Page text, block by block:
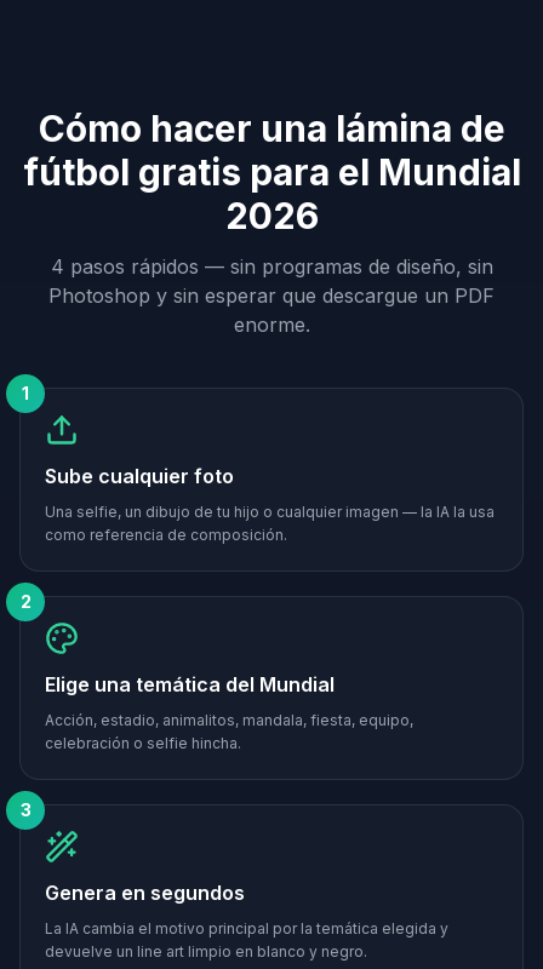
Cómo hacer una lámina de
fútbol gratis para el Mundial
2026
4 pasos rápidos — sin programas de diseño, sin
Photoshop y sin esperar que descargue un PDF
enorme.
1
Sube cualquier foto
Una selfie, un dibujo de tu hijo o cualquier imagen — la IA la usa
como referencia de composición.
2
Elige una temática del Mundial
Acción, estadio, animalitos, mandala, fiesta, equipo,
celebración o selfie hincha.
3
Genera en segundos
La IA cambia el motivo principal por la temática elegida y
devuelve un line art limpio en blanco y negro.